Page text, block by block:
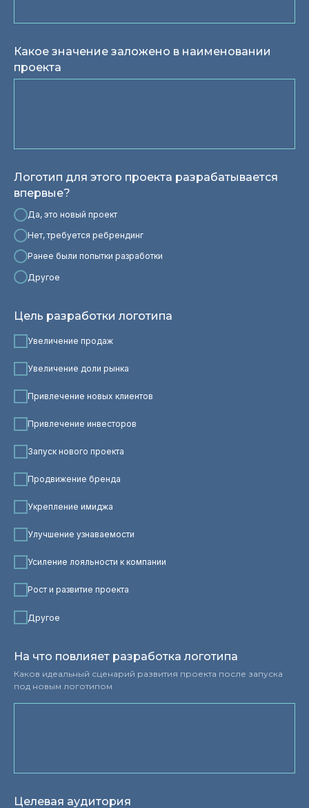
Какое значение заложено в наименовании
проекта
Логотип для этого проекта разрабатывается
впервые?
Да, это новый проект
Нет, требуется ребрендинг
Ранее были попытки разработки
Другое
Цель разработки логотипа
Увеличение продаж
Увеличение доли рынка
Привлечение новых клиентов
Привлечение инвесторов
Запуск нового проекта
Продвижение бренда
Укрепление имиджа
Улучшение узнаваемости
Усиление лояльности к компании
Рост и развитие проекта
Другое
На что повлияет разработка логотипа
Каков идеальный сценарий развития проекта после запуска
под новым логотипом
Целевая аудитория